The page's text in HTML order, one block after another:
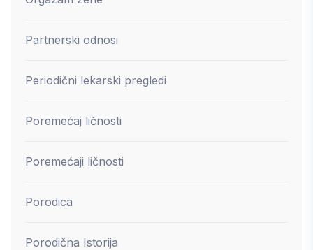
Partnerski odnosi
Periodični lekarski pregledi
Poremećaj ličnosti
Poremećaji ličnosti
Porodica
Porodična Istorija